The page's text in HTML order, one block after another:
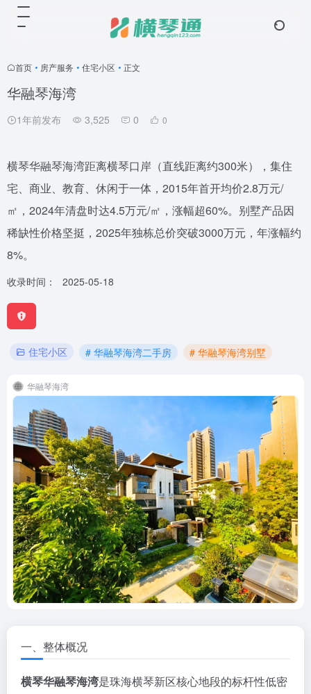
首页 • 房产服务 • 住宅小区 • 正文
华融琴海湾
1年前发布 3,525 0 0
横琴华融琴海湾距离横琴口岸（直线距离约300米），集住
宅、商业、教育、休闲于一体，2015年首开均价2.8万元/
㎡，2024年清盘时达4.5万元/㎡，涨幅超60%。别墅产品因
稀缺性价格坚挺，2025年独栋总价突破3000万元，年涨幅约
8%。
收录时间： 2025-05-18
住宅小区 # 华融琴海湾二手房 # 华融琴海湾别墅
华融琴海湾
一、整体概况
横琴华融琴海湾是珠海横琴新区核心地段的标杆性低密